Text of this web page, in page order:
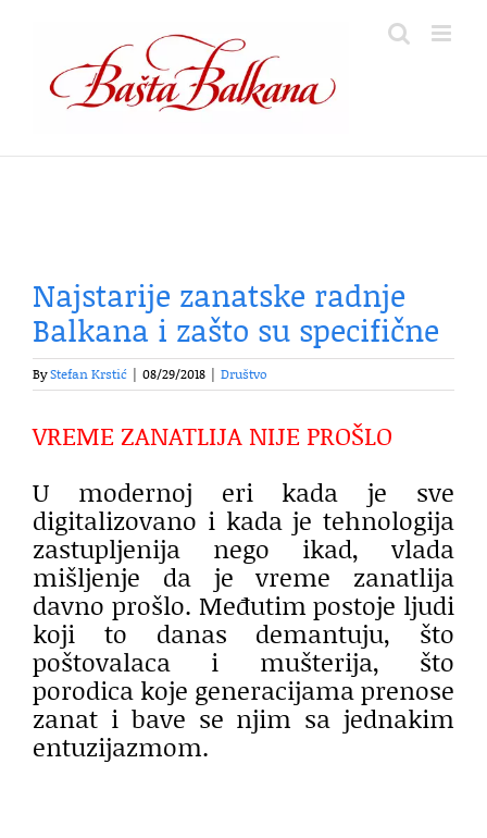
content
Najstarije zanatske radnje
Balkana i zašto su specifične
ByStefan Krstić 08/29/2018 Društvo
VREME ZANATLIJA NIJE PROŠLO
U modernoj eri kada je sve
digitalizovano i kada je tehnologija
zastupljenija nego ikad, vlada
mišljenje da je vreme zanatlija
davno prošlo. Međutim postoje ljudi
koji to danas demantuju, što
poštovalaca i mušterija, što
porodica koje generacijama prenose
zanat i bave se njim sa jednakim
entuzijazmom.